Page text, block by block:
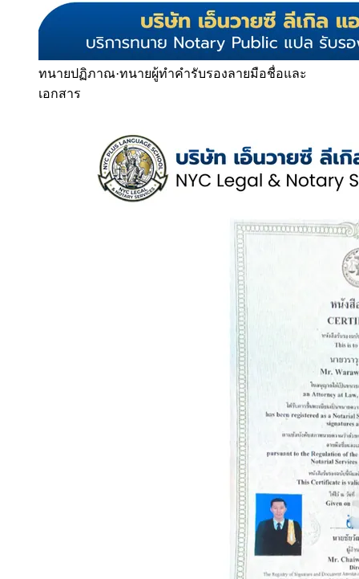
ทนายปฏิภาณ·ทนายผู้ทำคำรับรองลายมือชื่อและ
เอกสาร